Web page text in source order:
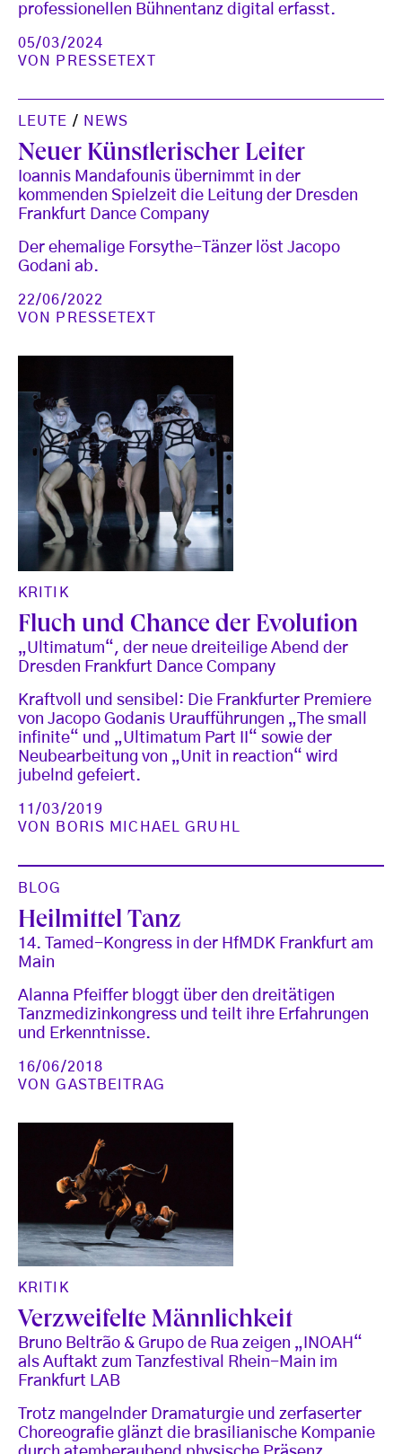
professionellen Bühnentanz digital erfasst.
05/03/2024
VON
PRESSETEXT
LEUTE / NEWS
Neuer Künstlerischer Leiter
Ioannis Mandafounis übernimmt in der
kommenden Spielzeit die Leitung der Dresden
Frankfurt Dance Company
Der ehemalige Forsythe-Tänzer löst Jacopo
Godani ab.
22/06/2022
VON
PRESSETEXT
KRITIK
Fluch und Chance der Evolution
„Ultimatum“, der neue dreiteilige Abend der
Dresden Frankfurt Dance Company
Kraftvoll und sensibel: Die Frankfurter Premiere
von Jacopo Godanis Uraufführungen „The small
infinite“ und „Ultimatum Part II“ sowie der
Neubearbeitung von „Unit in reaction“ wird
jubelnd gefeiert.
11/03/2019
VON
BORIS MICHAEL GRUHL
BLOG
Heilmittel Tanz
14. Tamed-Kongress in der HfMDK Frankfurt am
Main
Alanna Pfeiffer bloggt über den dreitätigen
Tanzmedizinkongress und teilt ihre Erfahrungen
und Erkenntnisse.
16/06/2018
VONGASTBEITRAG
KRITIK
Verzweifelte Männlichkeit
Bruno Beltrão & Grupo de Rua zeigen „INOAH“
als Auftakt zum Tanzfestival Rhein-Main im
Frankfurt LAB
Trotz mangelnder Dramaturgie und zerfaserter
Choreografie glänzt die brasilianische Kompanie